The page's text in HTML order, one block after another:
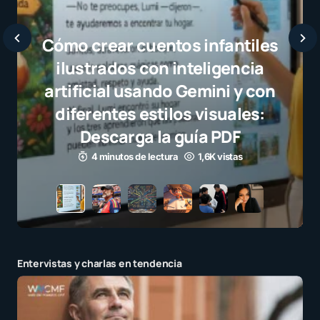
Javier Bardem elogia a la
selección campeona y destaca
el juego limpio como ejemplo
para millones de niños
3 minutos de lectura 1,1K vistas
Entervistas y charlas en tendencia